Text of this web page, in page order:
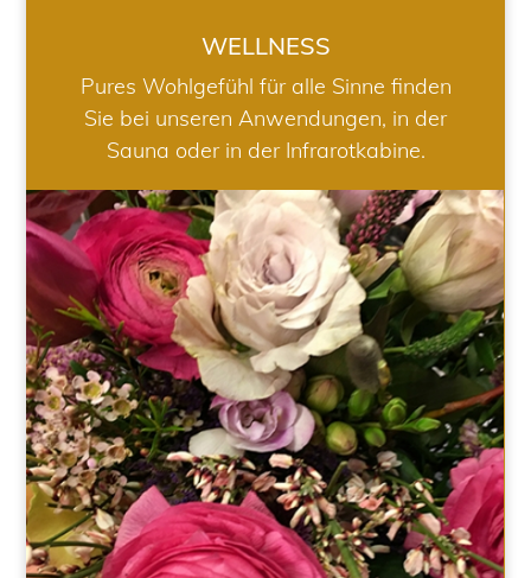
WELLNESS
Pures Wohlgefühl für alle Sinne finden
Sie bei unseren Anwendungen, in der
Sauna oder in der Infrarotkabine.
HOCHZEIT